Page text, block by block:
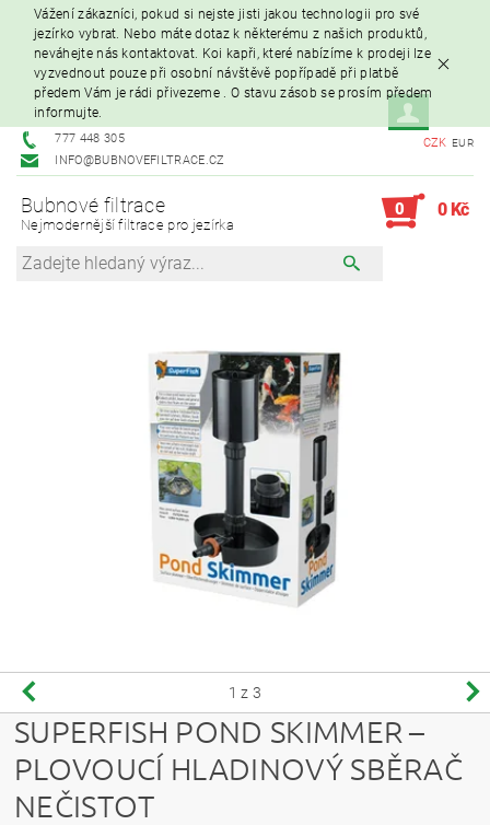
Vážení zákazníci, pokud si nejste jisti jakou technologii pro své
jezírko vybrat. Nebo máte dotaz k některému z našich produktů,
neváhejte nás kontaktovat. Koi kapři, které nabízíme k prodeji lze
vyzvednout pouze při osobní návštěvě popřípadě při platbě
předem Vám je rádi přivezeme . O stavu zásob se prosím předem
informujte.
777 448 305
INFO@BUBNOVEFILTRACE.CZ
CZK EUR
Bubnové filtrace
Nejmodernější filtrace pro jezírka
0 0 Kč
1 z 3
SUPERFISH POND SKIMMER –
PLOVOUCÍ HLADINOVÝ SBĚRAČ
NEČISTOT